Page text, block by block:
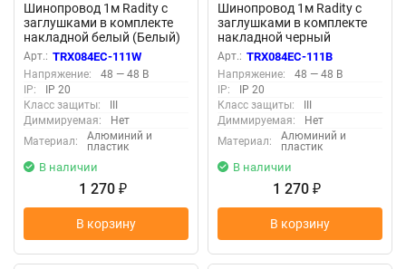
Шинопровод 1м Radity с
заглушками в комплекте
накладной белый (Белый)
TRX084EC-111W
Арт.: TRX084EC-111W
Напряжение:
48 — 48 В
IP:
IP 20
Класс защиты:
III
Диммируемая:
Нет
Материал:
Алюминий и
пластик
В наличии
1 270 ₽
В корзину
Шинопровод 1м Radity с
заглушками в комплекте
накладной черный
(Черный) TRX084EC-111B
Арт.: TRX084EC-111B
Напряжение:
48 — 48 В
IP:
IP 20
Класс защиты:
III
Диммируемая:
Нет
Материал:
Алюминий и
пластик
В наличии
1 270 ₽
В корзину